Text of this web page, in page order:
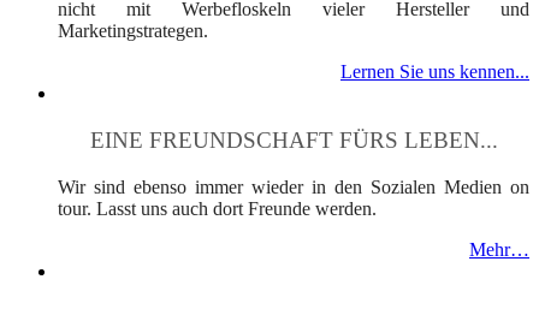
nicht mit Werbefloskeln vieler Hersteller und
Marketingstrategen.
Lernen Sie uns kennen...
EINE FREUNDSCHAFT FÜRS LEBEN...
Wir sind ebenso immer wieder in den Sozialen Medien on
tour. Lasst uns auch dort Freunde werden.
Mehr…